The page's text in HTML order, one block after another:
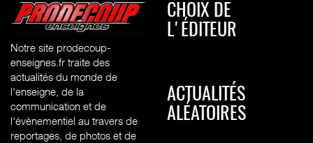
Notre site prodecoup-
enseignes.fr traite des
actualités du monde de
l'enseigne, de la
communication et de
l'évènementiel au travers de
reportages, de photos et de
CHOIX DE
L'ÉDITEUR
ACTUALITÉS
ALÉATOIRES